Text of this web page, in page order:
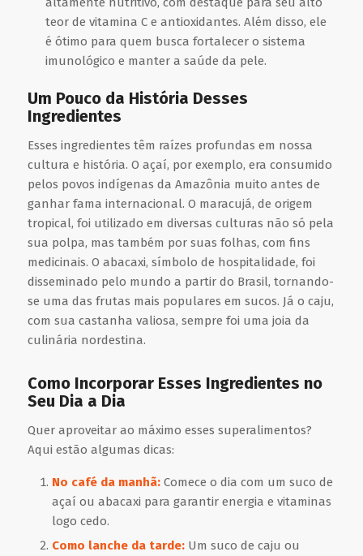
teor de vitamina C e antioxidantes. Além disso, ele
é ótimo para quem busca fortalecer o sistema
imunológico e manter a saúde da pele.
Um Pouco da História Desses
Ingredientes
Esses ingredientes têm raízes profundas em nossa
cultura e história. O açaí, por exemplo, era consumido
pelos povos indígenas da Amazônia muito antes de
ganhar fama internacional. O maracujá, de origem
tropical, foi utilizado em diversas culturas não só pela
sua polpa, mas também por suas folhas, com fins
medicinais. O abacaxi, símbolo de hospitalidade, foi
disseminado pelo mundo a partir do Brasil, tornando-
se uma das frutas mais populares em sucos. Já o caju,
com sua castanha valiosa, sempre foi uma joia da
culinária nordestina.
Como Incorporar Esses Ingredientes no
Seu Dia a Dia
Quer aproveitar ao máximo esses superalimentos?
Aqui estão algumas dicas:
No café da manhã:Comece o dia com um suco de
açaí ou abacaxi para garantir energia e vitaminas
logo cedo.
Como lanche da tarde:Um suco de caju ou